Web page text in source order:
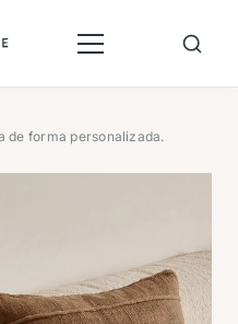
de forma personalizada.